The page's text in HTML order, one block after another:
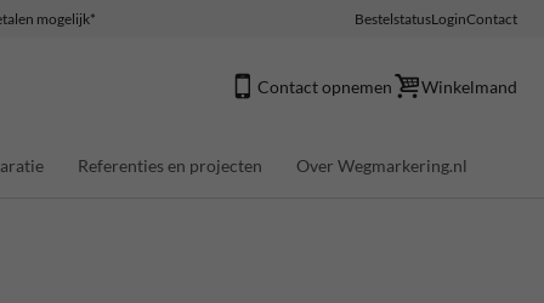
mogelijk* BestelstatusLoginContact
Contact opnemen Winkelmand
Referenties en projecten Over Wegmarkering.nl